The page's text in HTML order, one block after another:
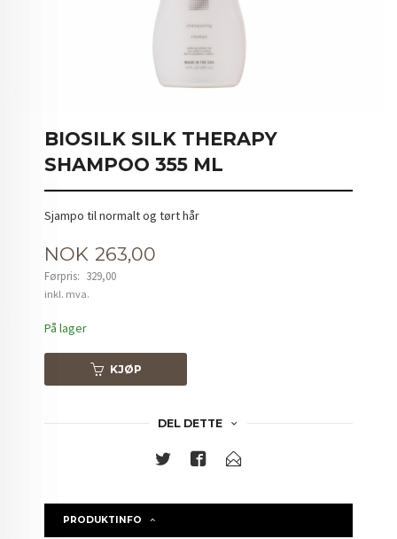
BIOSILK SILK THERAPY
SHAMPOO 355 ML
Sjampo til normalt og tørt hår
Tilbud
NOK 263,00
Førpris: 329,00
Rabatt
inkl. mva.
På lager
KJØP
DEL DETTE
PRODUKTINFO